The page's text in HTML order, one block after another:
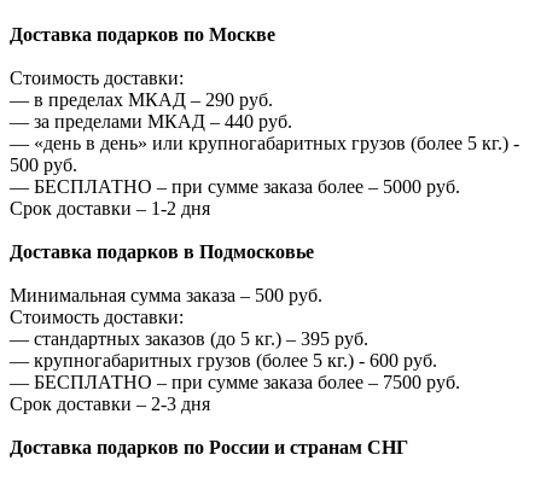
Доставка подарков по Москве
Стоимость доставки:
— в пределах МКАД – 290 руб.
— за пределами МКАД – 440 руб.
— «день в день» или крупногабаритных грузов (более 5 кг.) -
500 руб.
— БЕСПЛАТНО – при сумме заказа более – 5000 руб.
Срок доставки – 1-2 дня
Доставка подарков в Подмосковье
Минимальная сумма заказа – 500 руб.
Стоимость доставки:
— стандартных заказов (до 5 кг.) – 395 руб.
— крупногабаритных грузов (более 5 кг.) - 600 руб.
— БЕСПЛАТНО – при сумме заказа более – 7500 руб.
Срок доставки – 2-3 дня
Доставка подарков по России и странам СНГ